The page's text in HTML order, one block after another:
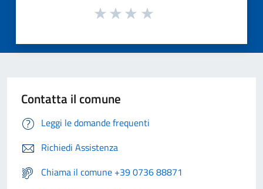
Contatta il comune
Leggi le domande frequenti
Richiedi Assistenza
Chiama il comune +39 0736 88871